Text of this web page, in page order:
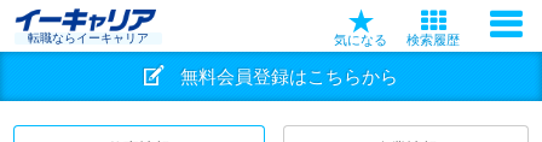
転職ならイーキャリア 気になる 検索履歴
無料会員登録はこちらから